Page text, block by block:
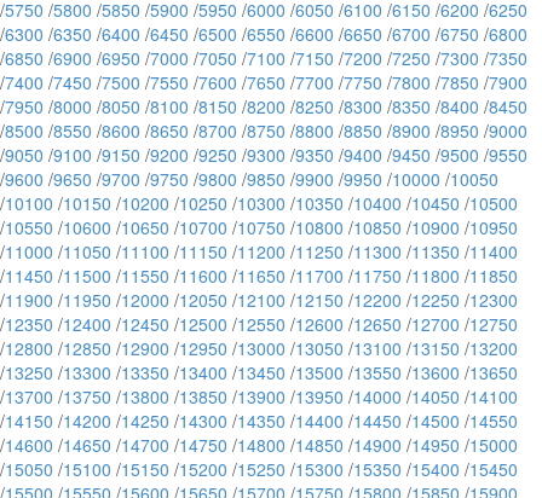
/5750 /5800 /5850 /5900 /5950 /6000 /6050 /6100 /6150 /6200 /6250
/6300 /6350 /6400 /6450 /6500 /6550 /6600 /6650 /6700 /6750 /6800
/6850 /6900 /6950 /7000 /7050 /7100 /7150 /7200 /7250 /7300 /7350
/7400 /7450 /7500 /7550 /7600 /7650 /7700 /7750 /7800 /7850 /7900
/7950 /8000 /8050 /8100 /8150 /8200 /8250 /8300 /8350 /8400 /8450
/8500 /8550 /8600 /8650 /8700 /8750 /8800 /8850 /8900 /8950 /9000
/9050 /9100 /9150 /9200 /9250 /9300 /9350 /9400 /9450 /9500 /9550
/9600 /9650 /9700 /9750 /9800 /9850 /9900 /9950 /10000 /10050
/10100 /10150 /10200 /10250 /10300 /10350 /10400 /10450 /10500
/10550 /10600 /10650 /10700 /10750 /10800 /10850 /10900 /10950
/11000 /11050 /11100 /11150 /11200 /11250 /11300 /11350 /11400
/11450 /11500 /11550 /11600 /11650 /11700 /11750 /11800 /11850
/11900 /11950 /12000 /12050 /12100 /12150 /12200 /12250 /12300
/12350 /12400 /12450 /12500 /12550 /12600 /12650 /12700 /12750
/12800 /12850 /12900 /12950 /13000 /13050 /13100 /13150 /13200
/13250 /13300 /13350 /13400 /13450 /13500 /13550 /13600 /13650
/13700 /13750 /13800 /13850 /13900 /13950 /14000 /14050 /14100
/14150 /14200 /14250 /14300 /14350 /14400 /14450 /14500 /14550
/14600 /14650 /14700 /14750 /14800 /14850 /14900 /14950 /15000
/15050 /15100 /15150 /15200 /15250 /15300 /15350 /15400 /15450
/15500 /15550 /15600 /15650 /15700 /15750 /15800 /15850 /15900